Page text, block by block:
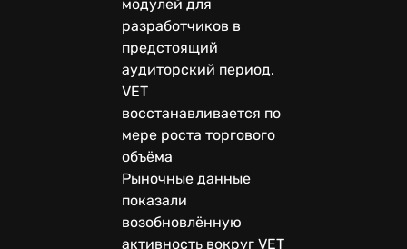
модулей для
разработчиков в
предстоящий
аудиторский период.
VET
восстанавливается по
мере роста торгового
объёма
Рыночные данные
показали
возобновлённую
активность вокруг VET